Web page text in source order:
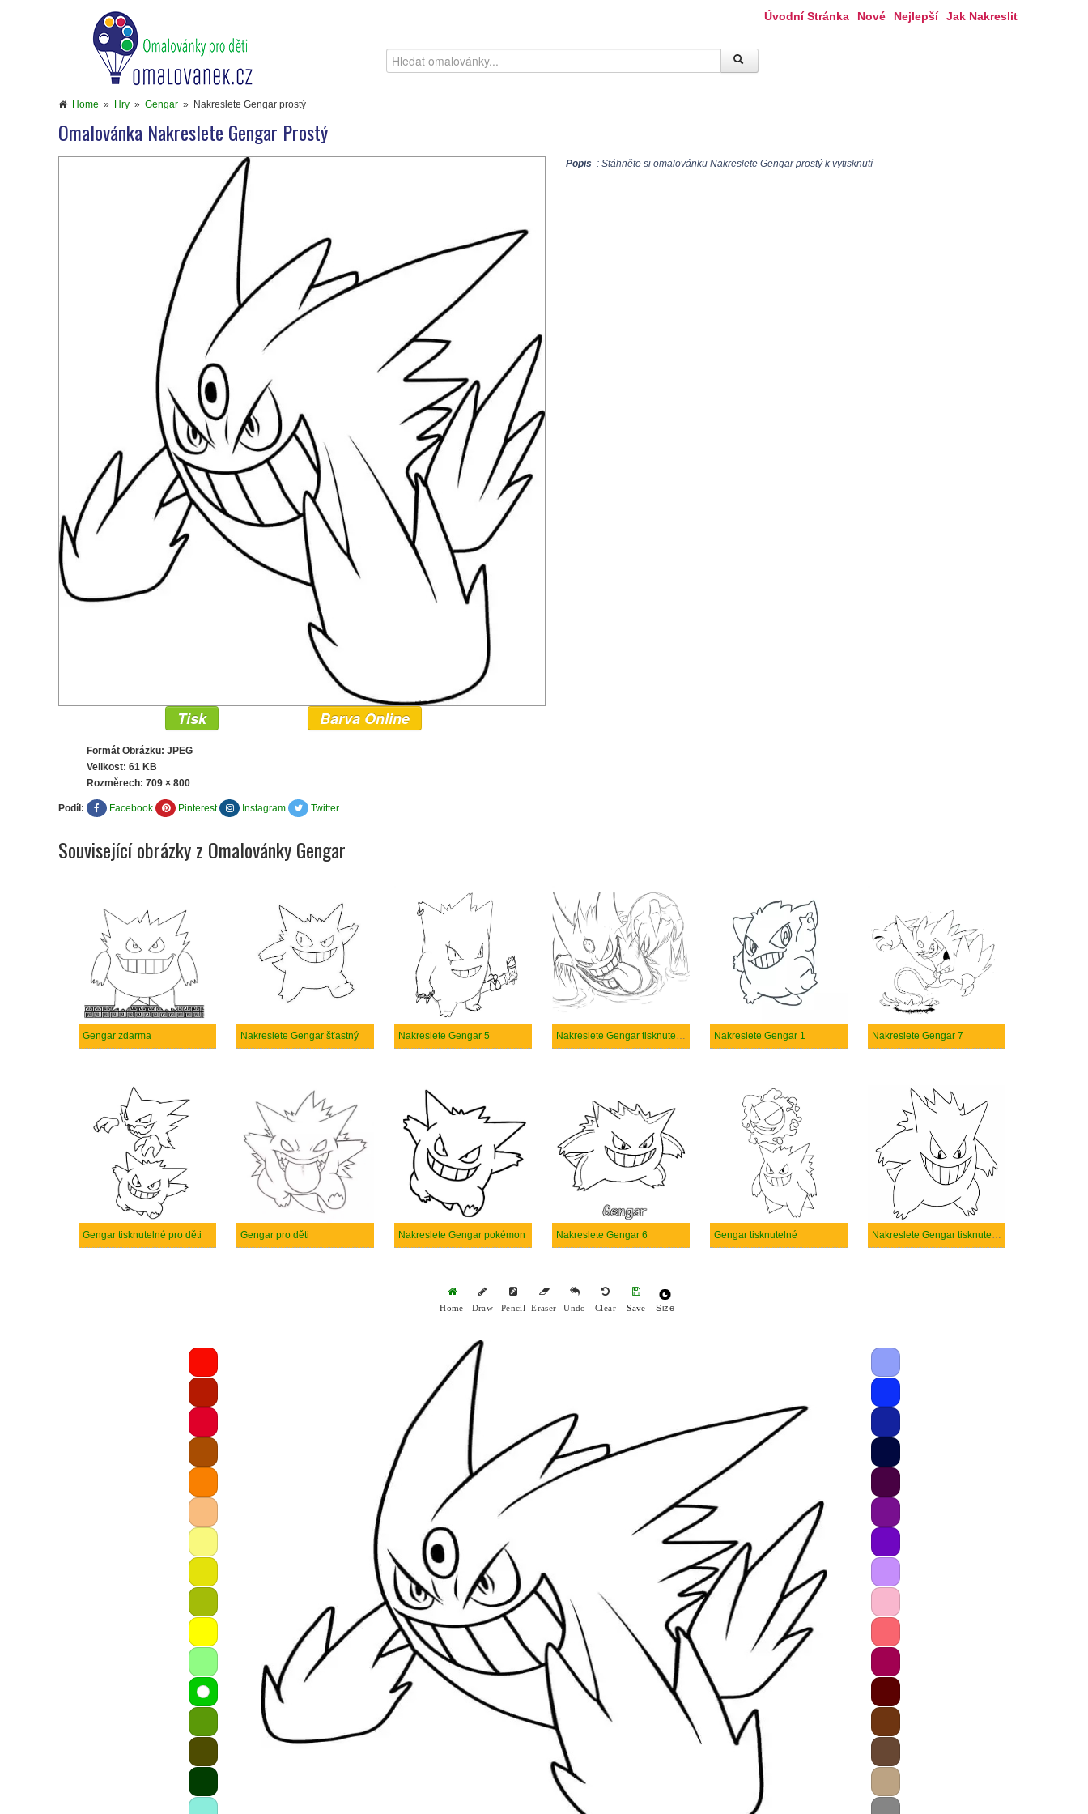
Úvodní Stránka Nové Nejlepší Jak Nakreslit
Home » Hry » Gengar » Nakreslete Gengar prostý
Omalovánka Nakreslete Gengar Prostý
Popis : Stáhněte si omalovánku Nakreslete Gengar prostý k vytisknutí
Tisk Barva Online
Formát Obrázku: JPEG
Velikost: 61 KB
Rozměrech: 709 × 800
Podíl: Facebook Pinterest Instagram Twitter
Související obrázky z Omalovánky Gengar
Gengar zdarma Nakreslete Gengar šťastný Nakreslete Gengar 5 Nakreslete Gengar tisknutelné pro děti Nakreslete Gengar 1 Nakreslete Gengar 7
Gengar tisknutelné pro děti Gengar pro děti Nakreslete Gengar pokémon Nakreslete Gengar 6 Gengar tisknutelné Nakreslete Gengar tisknutelné
Home Draw Pencil Eraser Undo Clear Save Size